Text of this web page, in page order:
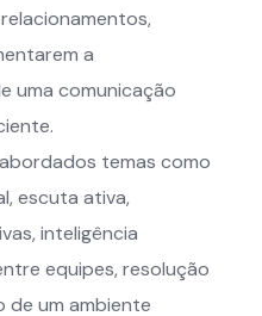
a
uma comunicação
temas como
escuta ativa,
inteligência
equipes, resolução
um ambiente